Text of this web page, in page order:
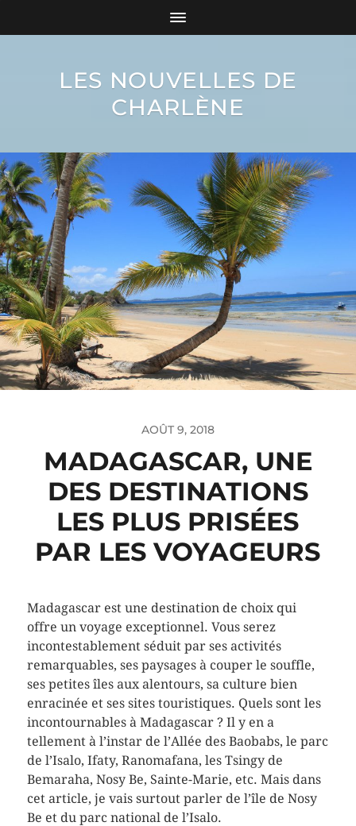
LES NOUVELLES DE
CHARLÈNE
AOÛT 9, 2018
MADAGASCAR, UNE
DES DESTINATIONS
LES PLUS PRISÉES
PAR LES VOYAGEURS
Madagascar est une destination de choix qui
offre un voyage exceptionnel. Vous serez
incontestablement séduit par ses activités
remarquables, ses paysages à couper le souffle,
ses petites îles aux alentours, sa culture bien
enracinée et ses sites touristiques. Quels sont les
incontournables à Madagascar ? Il y en a
tellement à l’instar de l’Allée des Baobabs, le parc
de l’Isalo, Ifaty, Ranomafana, les Tsingy de
Bemaraha, Nosy Be, Sainte-Marie, etc. Mais dans
cet article, je vais surtout parler de l’île de Nosy
Be et du parc national de l’Isalo.